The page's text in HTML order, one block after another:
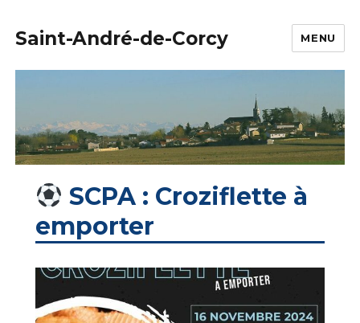
Saint-André-de-Corcy MENU
SCPA : Croziflette à
emporter